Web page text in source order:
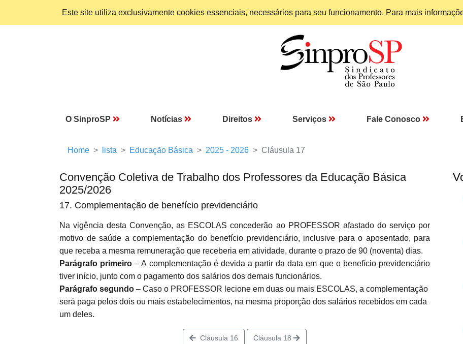
Este site utiliza exclusivamente cookies essenciais, necessários para seu funcionamento. Para mais
O SinproSP Notícias Direitos Serviços Fale Conosco
Home lista Educação Básica 2025 - 2026 Cláusula 17
Convenção Coletiva de Trabalho dos Professores da Educação Básica
2025/2026
17. Complementação de benefício previdenciário
Na vigência desta Convenção, as ESCOLAS concederão ao PROFESSOR afastado do serviço por
motivo de saúde a complementação do benefício previdenciário, inclusive para o aposentado, para
que receba a mesma remuneração que receberia em atividade, durante o prazo de 90 (noventa) dias.
Parágrafo primeiro– A complementação é devida a partir da data em que o benefício previdenciário
tiver início, junto com o pagamento dos salários dos demais funcionários.
Parágrafo segundo – Caso o PROFESSOR lecione em duas ou mais ESCOLAS, a complementação
será paga pelos dois ou mais estabelecimentos, na mesma proporção dos salários recebidos em cada
um deles.
Cláusula 16 Cláusula 18